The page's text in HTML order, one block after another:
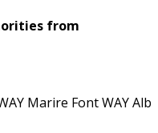
from
Marire Font WAYAlb